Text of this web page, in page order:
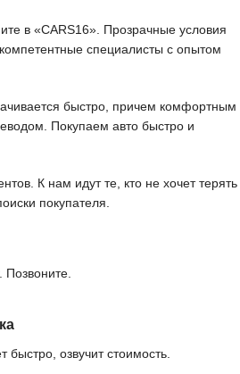
в «CARS16». Прозрачные условия
специалисты с опытом
быстро, причем комфортным
Покупаем авто быстро и
К нам идут те, кто не хочет терять
покупателя.
быстро, озвучит стоимость.